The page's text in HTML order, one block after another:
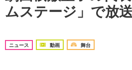
ムステージ」で放
ニュース 動画 舞台